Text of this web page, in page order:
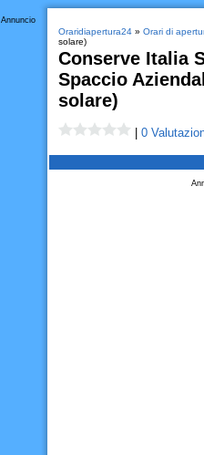
Annuncio
Oraridiapertura24» Orari di
solare)
Conserve Italia
Spaccio
solare)
0